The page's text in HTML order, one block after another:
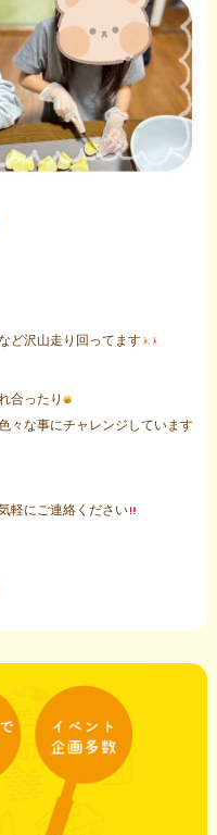
ど沢山走り回ってます
合ったり
々な事にチャレンジしています
軽にご連絡ください